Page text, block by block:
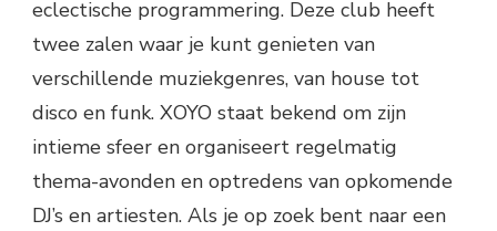
eclectische programmering. Deze club heeft
twee zalen waar je kunt genieten van
verschillende muziekgenres, van house tot
disco en funk. XOYO staat bekend om zijn
intieme sfeer en organiseert regelmatig
thema-avonden en optredens van opkomende
DJ’s en artiesten. Als je op zoek bent naar een